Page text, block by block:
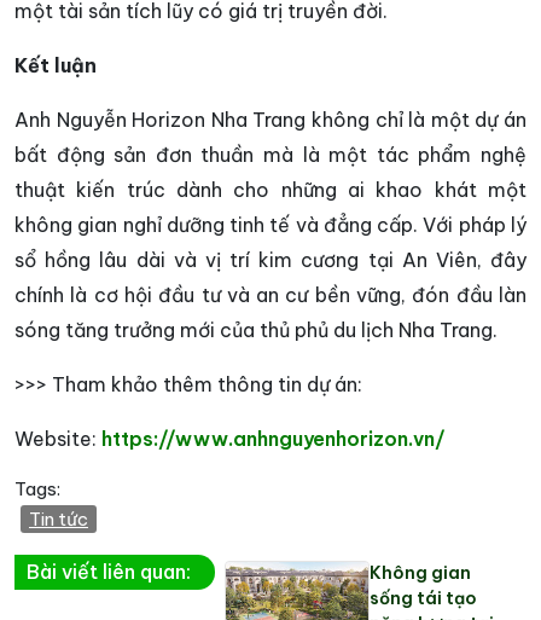
một tài sản tích lũy có giá trị truyền đời.
Kết luận
Anh Nguyễn Horizon Nha Trang không chỉ là một dự án
bất động sản đơn thuần mà là một tác phẩm nghệ
thuật kiến trúc dành cho những ai khao khát một
không gian nghỉ dưỡng tinh tế và đẳng cấp. Với pháp lý
sổ hồng lâu dài và vị trí kim cương tại An Viên, đây
chính là cơ hội đầu tư và an cư bền vững, đón đầu làn
sóng tăng trưởng mới của thủ phủ du lịch Nha Trang.
>>> Tham khảo thêm thông tin dự án:
Website: https://www.anhnguyenhorizon.vn/
Tags:
Tin tức
Bài viết liên quan:
Không gian
sống tái tạo